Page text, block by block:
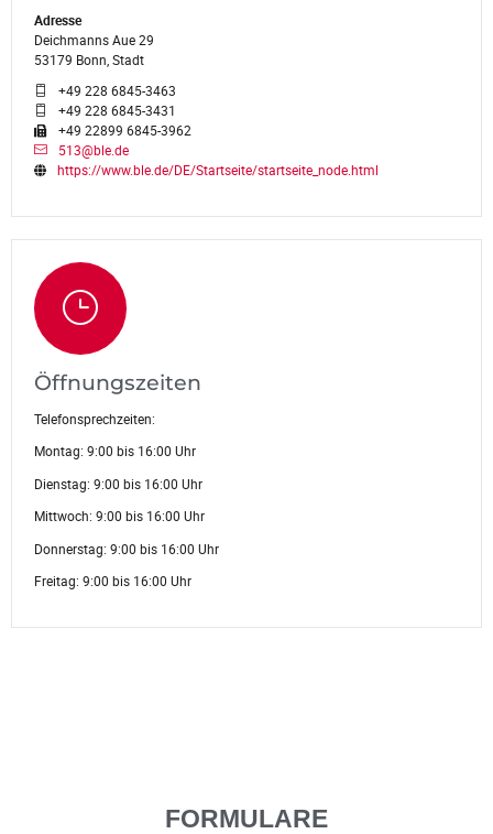
Adresse
Deichmanns Aue 29
53179 Bonn, Stadt
+49 228 6845-3463
+49 228 6845-3431
+49 22899 6845-3962
513@ble.de
https://www.ble.de/DE/Startseite/startseite_node.html
Öffnungszeiten
Telefonsprechzeiten:
Montag: 9:00 bis 16:00 Uhr
Dienstag: 9:00 bis 16:00 Uhr
Mittwoch: 9:00 bis 16:00 Uhr
Donnerstag: 9:00 bis 16:00 Uhr
Freitag: 9:00 bis 16:00 Uhr
FORMULARE